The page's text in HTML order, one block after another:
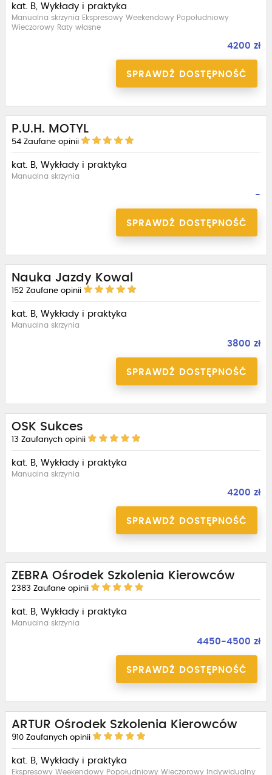
kat. B, Wykłady i praktyka
Manualna skrzynia Ekspresowy Weekendowy Popołudniowy
Wieczorowy Raty własne
4200 zł
SPRAWDŹ DOSTĘPNOŚĆ
P.U.H. MOTYL
54 Zaufane opinii
kat. B, Wykłady i praktyka
Manualna skrzynia
-
SPRAWDŹ DOSTĘPNOŚĆ
Nauka Jazdy Kowal
152 Zaufane opinii
kat. B, Wykłady i praktyka
Manualna skrzynia
3800 zł
SPRAWDŹ DOSTĘPNOŚĆ
OSK Sukces
13 Zaufanych opinii
kat. B, Wykłady i praktyka
Manualna skrzynia
4200 zł
SPRAWDŹ DOSTĘPNOŚĆ
ZEBRA Ośrodek Szkolenia Kierowców
2383 Zaufane opinii
kat. B, Wykłady i praktyka
Manualna skrzynia
4450-4500 zł
SPRAWDŹ DOSTĘPNOŚĆ
ARTUR Ośrodek Szkolenia Kierowców
910 Zaufanych opinii
kat. B, Wykłady i praktyka
Ekspresowy Weekendowy Popołudniowy Wieczorowy Indywidualny